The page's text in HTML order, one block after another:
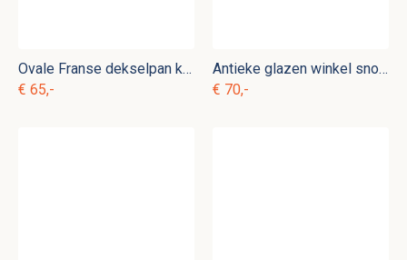
Ovale Franse dekselpan kk. p 23
€ 65,-
Antieke glazen winkel snoeppot
€ 70,-